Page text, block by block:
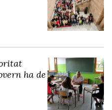
ha de